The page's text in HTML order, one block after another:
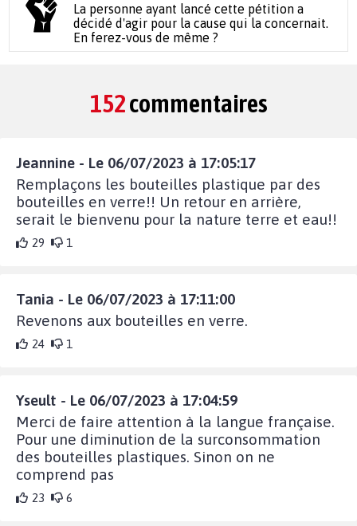
La personne ayant lancé cette pétition a
décidé d'agir pour la cause qui la concernait.
En ferez-vous de même ?
152commentaires
Jeannine - Le 06/07/2023 à 17:05:17
Remplaçons les bouteilles plastique par des
bouteilles en verre!! Un retour en arrière,
serait le bienvenu pour la nature terre et eau!!
29 1
Tania - Le 06/07/2023 à 17:11:00
Revenons aux bouteilles en verre.
24 1
Yseult - Le 06/07/2023 à 17:04:59
Merci de faire attention à la langue française.
Pour une diminution de la surconsommation
des bouteilles plastiques. Sinon on ne
comprend pas
23 6